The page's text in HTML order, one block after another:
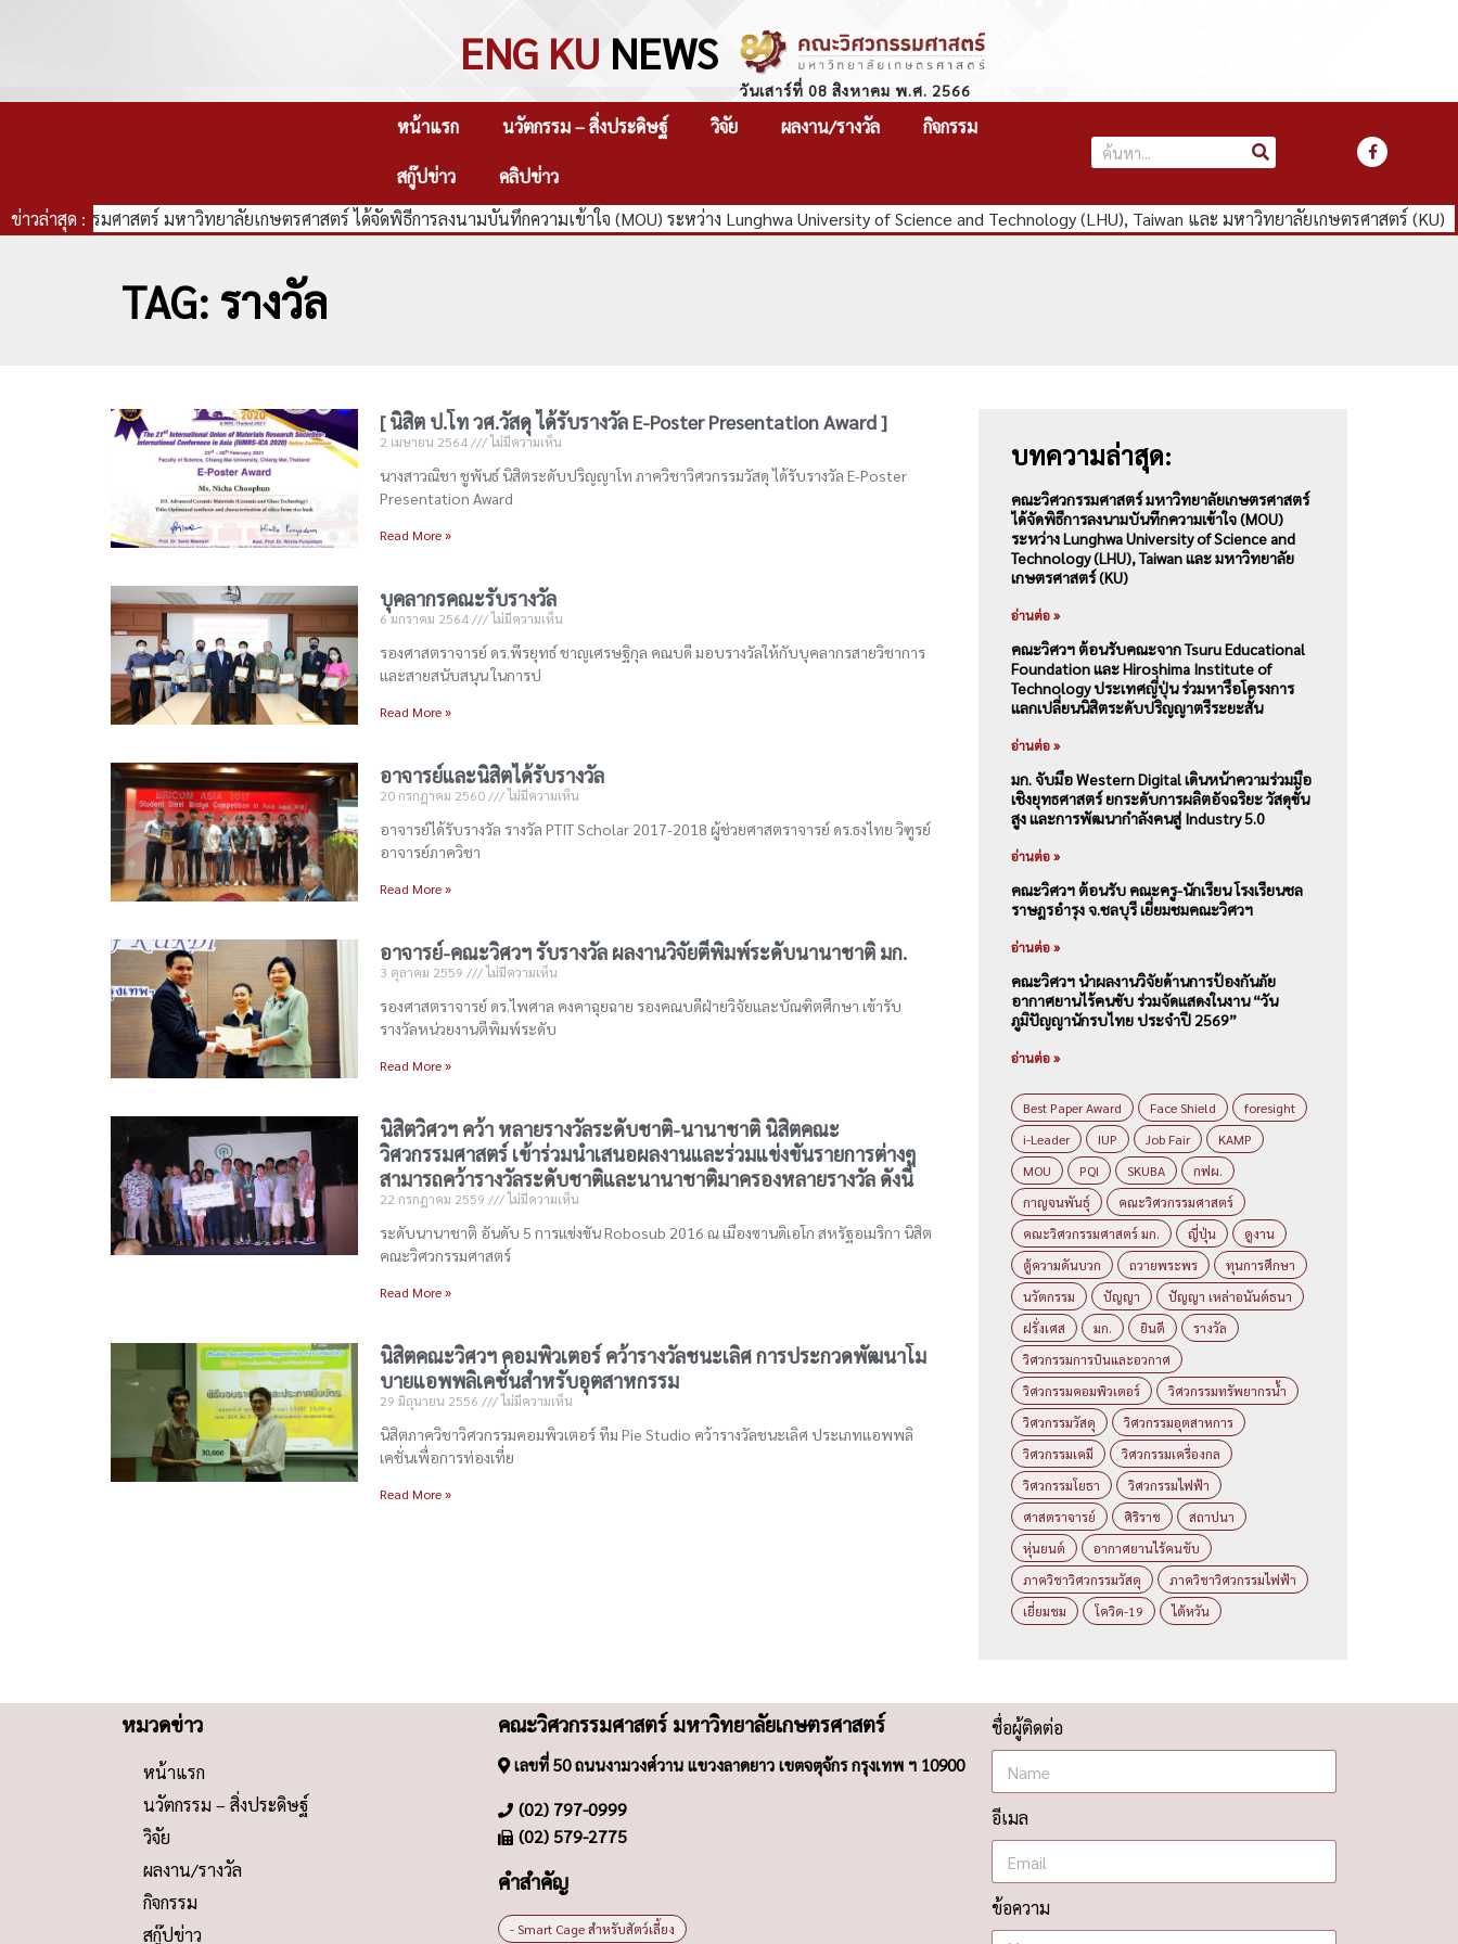
ENG KU NEWS
วันเสาร์ที่ 08 สิงหาคม พ.ศ. 2566
หน้าแรก นวัตกรรม – สิ่งประดิษฐ์ วิจัย ผลงาน/รางวัล กิจกรรม
สกู๊ปข่าว
คลิปข่าว
ข่าวล่าสุด :
คณะวิศวกรรมศาสตร์ มหาวิทยาลัยเกษตรศาสตร์ ได้จัดพิธีการลงนามบันทึกความเข้าใจ (MOU) ระหว่าง Lunghwa University of Science and Technology (LHU), Taiwan และ มหาวิทยาลัยเกษตรศาสตร์ (KU)
TAG: รางวัล
[ นิสิต ป.โท วศ.วัสดุ ได้รับรางวัล E-Poster Presentation Award ]
2 เมษายน 2564 ไม่มีความเห็น
นางสาวณิชา ชูพันธ์ นิสิตระดับปริญญาโท ภาควิชาวิศวกรรมวัสดุ ได้รับรางวัล E-Poster
Presentation Award
Read More »
บุคลากรคณะรับรางวัล
6 มกราคม 2564 ไม่มีความเห็น
รองศาสตราจารย์ ดร.พีรยุทธ์ ชาญเศรษฐิกุล คณบดี มอบรางวัลให้กับบุคลากรสายวิชาการ
และสายสนับสนุน ในการป
Read More »
อาจารย์และนิสิตได้รับรางวัล
20 กรกฎาคม 2560 ไม่มีความเห็น
อาจารย์ได้รับรางวัล รางวัล PTIT Scholar 2017-2018 ผู้ช่วยศาสตราจารย์ ดร.ธงไทย วิฑูรย์
อาจารย์ภาควิชา
Read More »
อาจารย์-คณะวิศวฯ รับรางวัล ผลงานวิจัยตีพิมพ์ระดับนานาชาติ มก.
3 ตุลาคม 2559 ไม่มีความเห็น
รองศาสตราจารย์ ดร.ไพศาล คงคาฉุยฉาย รองคณบดีฝ่ายวิจัยและบัณฑิตศึกษา เข้ารับ
รางวัลหน่วยงานตีพิมพ์ระดับ
Read More »
นิสิตวิศวฯ คว้า หลายรางวัลระดับชาติ-นานาชาติ นิสิตคณะ
วิศวกรรมศาสตร์ เข้าร่วมนำเสนอผลงานและร่วมแข่งขันรายการต่างๆ
สามารถคว้ารางวัลระดับชาติและนานาชาติมาครองหลายรางวัล ดังนี้
22 กรกฎาคม 2559 ไม่มีความเห็น
ระดับนานาชาติ อันดับ 5 การแข่งขัน Robosub 2016 ณ เมืองซานดิเอโก สหรัฐอเมริกา นิสิต
คณะวิศวกรรมศาสตร์
Read More »
นิสิตคณะวิศวฯ คอมพิวเตอร์ คว้ารางวัลชนะเลิศ การประกวดพัฒนาโม
บายแอพพลิเคชั่นสำหรับอุตสาหกรรม
29 มิถุนายน 2556 ไม่มีความเห็น
นิสิตภาควิชาวิศวกรรมคอมพิวเตอร์ ทีม Pie Studio คว้ารางวัลชนะเลิศ ประเภทแอพพลิ
เคชั่นเพื่อการท่องเที่ย
Read More »
บทความล่าสุด:
คณะวิศวกรรมศาสตร์ มหาวิทยาลัยเกษตรศาสตร์
ได้จัดพิธีการลงนามบันทึกความเข้าใจ (MOU)
ระหว่าง Lunghwa University of Science and
Technology (LHU), Taiwan และ มหาวิทยาลัย
เกษตรศาสตร์ (KU)
อ่านต่อ »
คณะวิศวฯ ต้อนรับคณะจาก Tsuru Educational
Foundation และ Hiroshima Institute of
Technology ประเทศญี่ปุ่น ร่วมหารือโครงการ
แลกเปลี่ยนนิสิตระดับปริญญาตรีระยะสั้น
อ่านต่อ »
มก. จับมือ Western Digital เดินหน้าความร่วมมือ
เชิงยุทธศาสตร์ ยกระดับการผลิตอัจฉริยะ วัสดุขั้น
สูง และการพัฒนากำลังคนสู่ Industry 5.0
อ่านต่อ »
คณะวิศวฯ ต้อนรับ คณะครู-นักเรียน โรงเรียนชล
ราษฎรอำรุง จ.ชลบุรี เยี่ยมชมคณะวิศวฯ
อ่านต่อ »
คณะวิศวฯ นำผลงานวิจัยด้านการป้องกันภัย
อากาศยานไร้คนขับ ร่วมจัดแสดงในงาน “วัน
ภูมิปัญญานักรบไทย ประจำปี 2569”
อ่านต่อ »
Best Paper Award Face Shield
foresight
i-Leader
IUP Job Fair
KAMP
MOU
PQI SKUBA
กฟผ.
กาญจนพันธุ์
คณะวิศวกรรมศาสตร์
คณะวิศวกรรมศาสตร์ มก.
ญี่ปุ่น
ดูงาน
ตู้ความดันบวก
ถวายพระพร
ทุนการศึกษา
นวัตกรรม
ปัญญา
ปัญญา เหล่าอนันต์ธนา
ฝรั่งเศส
มก. ยินดี
รางวัล
วิศวกรรมการบินและอวกาศ
วิศวกรรมคอมพิวเตอร์
วิศวกรรมทรัพยากรน้ำ
วิศวกรรมวัสดุ
วิศวกรรมอุตสาหการ
วิศวกรรมเคมี
วิศวกรรมเครื่องกล
วิศวกรรมโยธา
วิศวกรรมไฟฟ้า
ศาสตราจารย์
ศิริราช
สถาปนา
หุ่นยนต์
อากาศยานไร้คนขับ
ภาควิชาวิศวกรรมวัสดุ
ภาควิชาวิศวกรรมไฟฟ้า
เยี่ยมชม
โควิด-19 ไต้หวัน
หมวดข่าว
หน้าแรก
นวัตกรรม – สิ่งประดิษฐ์
วิจัย
ผลงาน/รางวัล
กิจกรรม
สกู๊ปข่าว
คณะวิศวกรรมศาสตร์ มหาวิทยาลัยเกษตรศาสตร์
เลขที่ 50 ถนนงามวงศ์วาน แขวงลาดยาว เขตจตุจักร กรุงเทพ ฯ 10900
(02) 797-0999
(02) 579-2775
คำสำคัญ
- Smart Cage สำหรับสัตว์เลี้ยง
ชื่อผู้ติดต่อ
อีเมล
ข้อความ